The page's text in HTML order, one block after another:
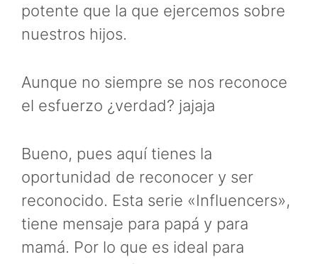
potente que la que ejercemos sobre
nuestros hijos.
Aunque no siempre se nos reconoce
el esfuerzo ¿verdad? jajaja
Bueno, pues aquí tienes la
oportunidad de reconocer y ser
reconocido. Esta serie «Influencers»,
tiene mensaje para papá y para
mamá. Por lo que es ideal para